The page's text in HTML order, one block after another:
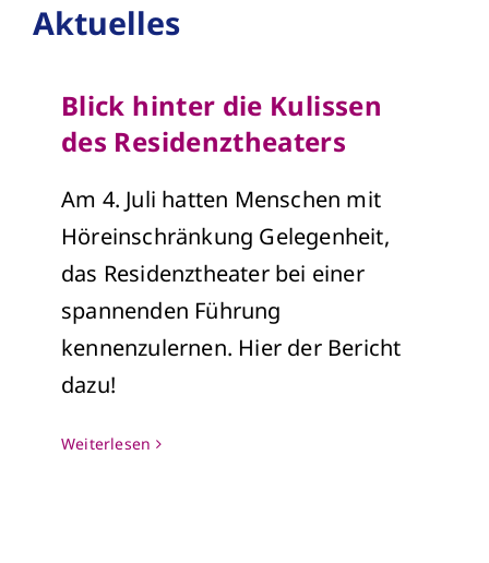
Aktuelles
Blick hinter die Kulissen
des Residenztheaters
Am 4. Juli hatten Menschen mit
Höreinschränkung Gelegenheit,
das Residenztheater bei einer
spannenden Führung
kennenzulernen. Hier der Bericht
dazu!
Weiterlesen